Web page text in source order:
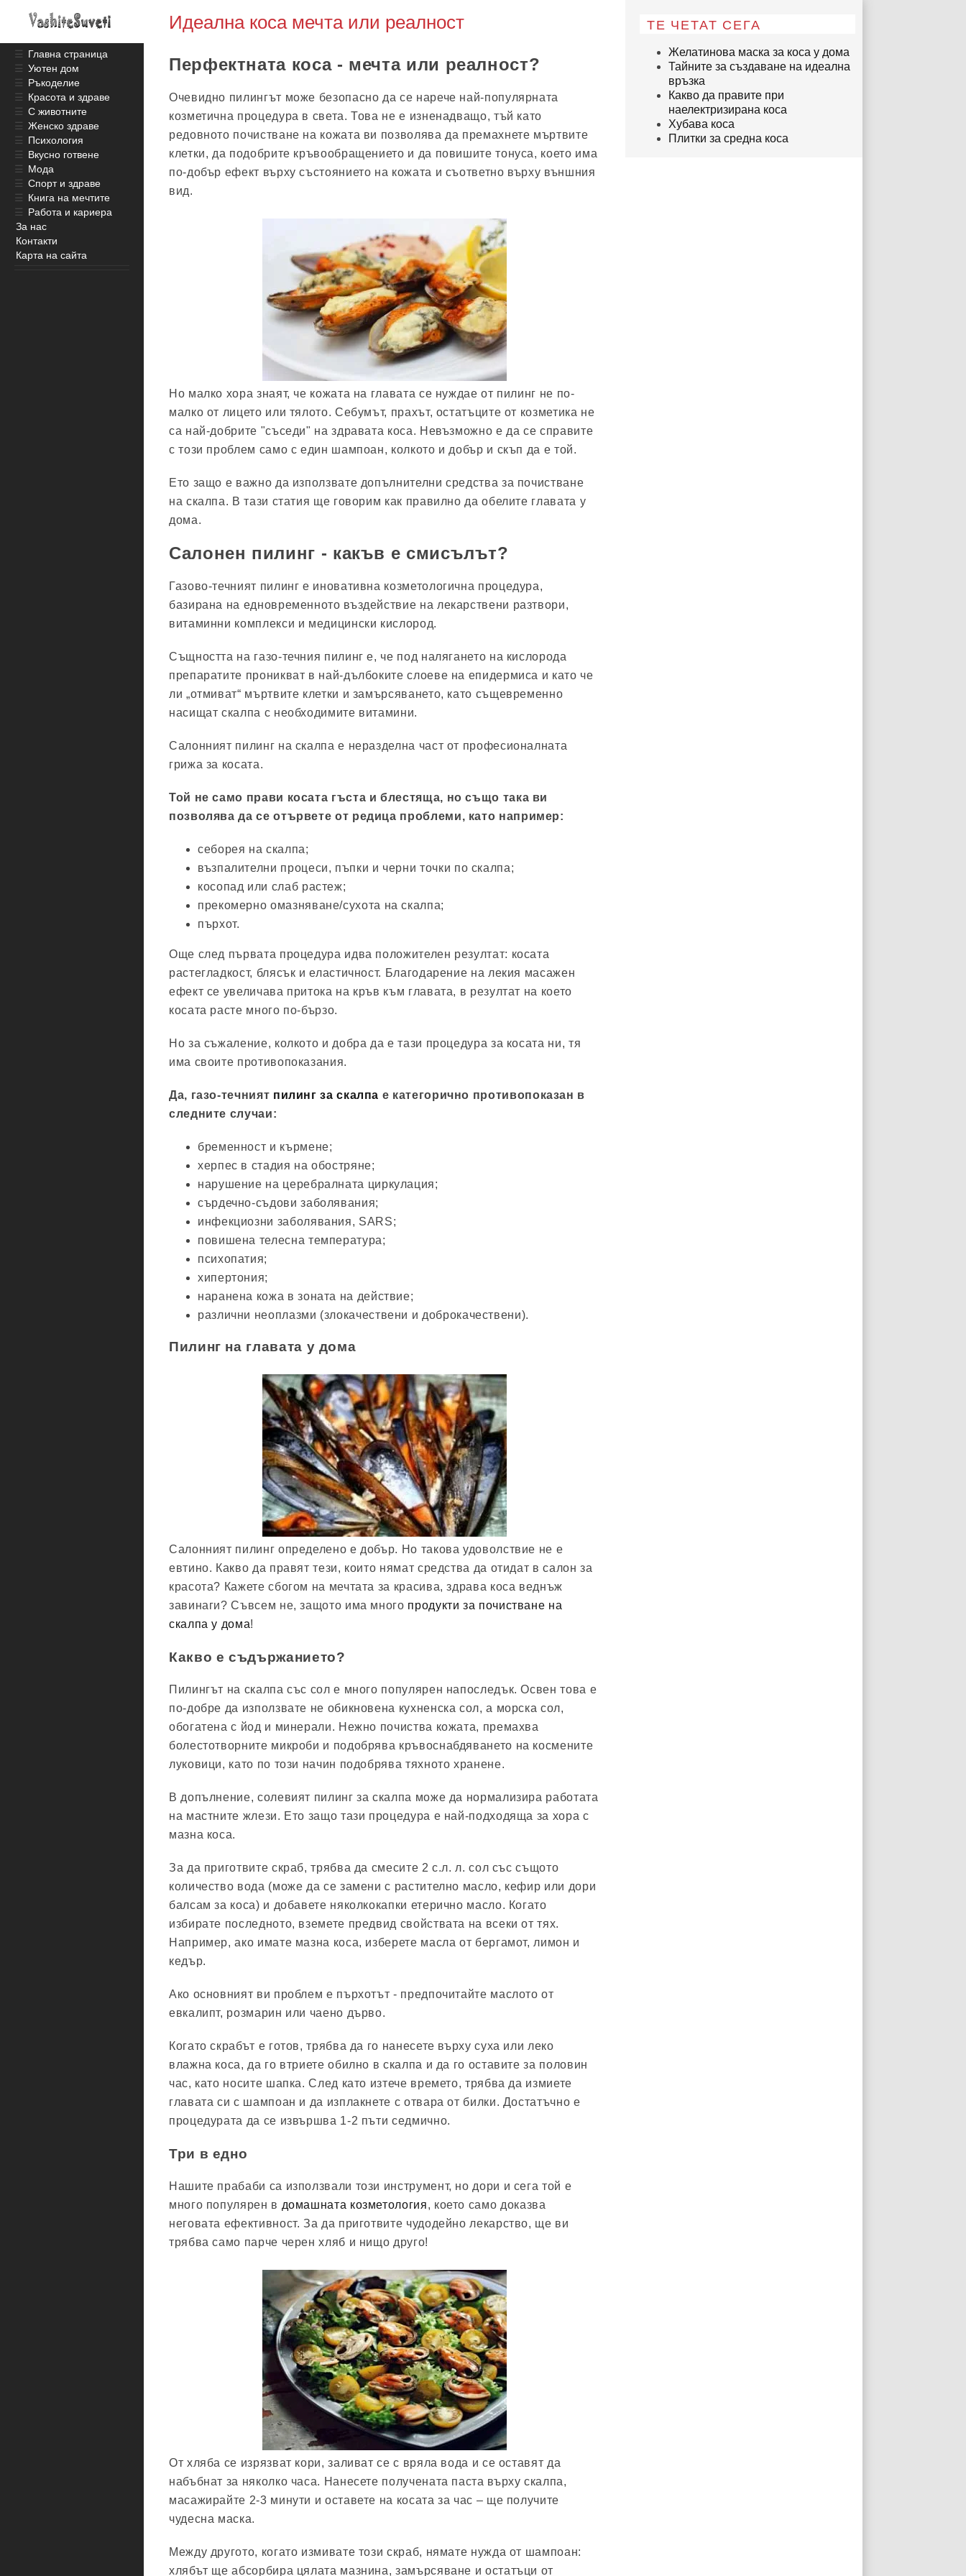
Идеална коса мечта или реалност
Перфектната коса - мечта или реалност?
Очевидно пилингът може безопасно да се нарече най-популярната
козметична процедура в света. Това не е изненадващо, тъй като
редовното почистване на кожата ви позволява да премахнете мъртвите
клетки, да подобрите кръвообращението и да повишите тонуса, което има
по-добър ефект върху състоянието на кожата и съответно върху външния
вид.
Но малко хора знаят, че кожата на главата се нуждае от пилинг не по-
малко от лицето или тялото. Себумът, прахът, остатъците от козметика не
са най-добрите "съседи" на здравата коса. Невъзможно е да се справите
с този проблем само с един шампоан, колкото и добър и скъп да е той.
Ето защо е важно да използвате допълнителни средства за почистване
на скалпа. В тази статия ще говорим как правилно да обелите главата у
дома.
Салонен пилинг - какъв е смисълът?
Газово-течният пилинг е иновативна козметологична процедура,
базирана на едновременното въздействие на лекарствени разтвори,
витаминни комплекси и медицински кислород.
Същността на газо-течния пилинг е, че под налягането на кислорода
препаратите проникват в най-дълбоките слоеве на епидермиса и като че
ли „отмиват“ мъртвите клетки и замърсяването, като същевременно
насищат скалпа с необходимите витамини.
Салонният пилинг на скалпа е неразделна част от професионалната
грижа за косата.
Той не само прави косата гъста и блестяща, но също така ви
позволява да се отървете от редица проблеми, като например:
себорея на скалпа;
възпалителни процеси, пъпки и черни точки по скалпа;
косопад или слаб растеж;
прекомерно омазняване/сухота на скалпа;
пърхот.
Още след първата процедура идва положителен резултат: косата
растегладкост, блясък и еластичност. Благодарение на лекия масажен
ефект се увеличава притока на кръв към главата, в резултат на което
косата расте много по-бързо.
Но за съжаление, колкото и добра да е тази процедура за косата ни, тя
има своите противопоказания.
Да, газо-течният пилинг за скалпа е категорично противопоказан в
следните случаи:
бременност и кърмене;
херпес в стадия на обостряне;
нарушение на церебралната циркулация;
сърдечно-съдови заболявания;
инфекциозни заболявания, SARS;
повишена телесна температура;
психопатия;
хипертония;
наранена кожа в зоната на действие;
различни неоплазми (злокачествени и доброкачествени).
Пилинг на главата у дома
Салонният пилинг определено е добър. Но такова удоволствие не е
евтино. Какво да правят тези, които нямат средства да отидат в салон за
красота? Кажете сбогом на мечтата за красива, здрава коса веднъж
завинаги? Съвсем не, защото има много продукти за почистване на
скалпа у дома!
Какво е съдържанието?
Пилингът на скалпа със сол е много популярен напоследък. Освен това е
по-добре да използвате не обикновена кухненска сол, а морска сол,
обогатена с йод и минерали. Нежно почиства кожата, премахва
болестотворните микроби и подобрява кръвоснабдяването на космените
луковици, като по този начин подобрява тяхното хранене.
В допълнение, солевият пилинг за скалпа може да нормализира работата
на мастните жлези. Ето защо тази процедура е най-подходяща за хора с
мазна коса.
За да приготвите скраб, трябва да смесите 2 с.л. л. сол със същото
количество вода (може да се замени с растително масло, кефир или дори
балсам за коса) и добавете няколкокапки етерично масло. Когато
избирате последното, вземете предвид свойствата на всеки от тях.
Например, ако имате мазна коса, изберете масла от бергамот, лимон и
кедър.
Ако основният ви проблем е пърхотът - предпочитайте маслото от
евкалипт, розмарин или чаено дърво.
Когато скрабът е готов, трябва да го нанесете върху суха или леко
влажна коса, да го втриете обилно в скалпа и да го оставите за половин
час, като носите шапка. След като изтече времето, трябва да измиете
главата си с шампоан и да изплакнете с отвара от билки. Достатъчно е
процедурата да се извършва 1-2 пъти седмично.
Три в едно
Нашите прабаби са използвали този инструмент, но дори и сега той е
много популярен в домашната козметология, което само доказва
неговата ефективност. За да приготвите чудодейно лекарство, ще ви
трябва само парче черен хляб и нищо друго!
От хляба се изрязват кори, заливат се с вряла вода и се оставят да
набъбнат за няколко часа. Нанесете получената паста върху скалпа,
масажирайте 2-3 минути и оставете на косата за час – ще получите
чудесна маска.
Между другото, когато измивате този скраб, нямате нужда от шампоан:
хлябът ще абсорбира цялата мазнина, замърсяване и остатъци от
ТЕ ЧЕТАТ СЕГА
Желатинова маска за коса у дома
Тайните за създаване на идеална
връзка
Какво да правите при
наелектризирана коса
Хубава коса
Плитки за средна коса
☰ Главна страница
☰ Уютен дом
☰ Ръкоделие
☰ Красота и здраве
☰ С животните
☰ Женско здраве
☰ Психология
☰ Вкусно готвене
☰ Мода
☰ Спорт и здраве
☰ Книга на мечтите
☰ Работа и кариера
За нас
Контакти
Карта на сайта